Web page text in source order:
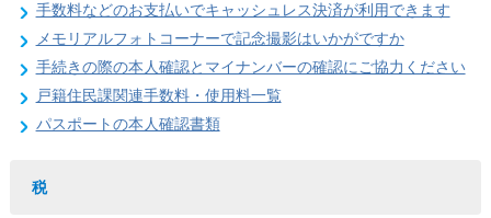
手数料などのお支払いでキャッシュレス決済が利用できます
メモリアルフォトコーナーで記念撮影はいかがですか
手続きの際の本人確認とマイナンバーの確認にご協力ください
戸籍住民課関連手数料・使用料一覧
パスポートの本人確認書類
税